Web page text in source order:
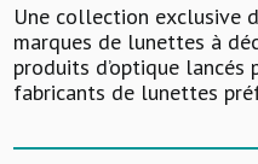
Une collection exclusive
marques de lunettes à
produits d’optique lancés
fabricants de lunettes